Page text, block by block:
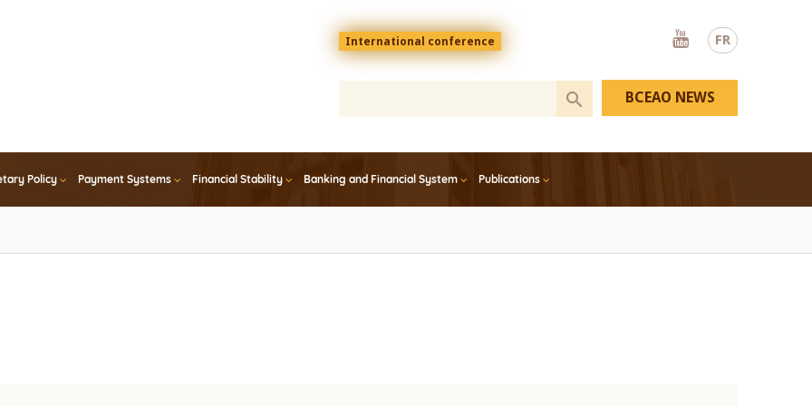
FR
Menu
top
En
International conference
Youtube
Policy Payment Systems Financial Stability Banking and Financial System Publications
BCEAO NEWS